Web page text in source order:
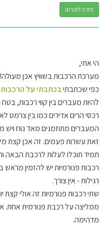
חזרה לפורום
הי אתי,
מערכת הרכבות בשוויץ אכן מעולה!
כפי שכתבתיבכתבתי על הרכבות
להיות מעברים בין קווי רכבות,
רכסי הרים אדירים כמו בין צרמט
המעברים מתוזמנים מאד נוח ויש
זאת עשרות פעמים. זה אכן קצת
תמיד תוכלו לעלות לרכבת הבאה
רכבות פנורמיות יש להזמין
רגילות - אין צורך.
שתי רכבות פנורמיות זה אולי קצת
ממליצה על רכבת פנורמית אחת.
מדהימה.